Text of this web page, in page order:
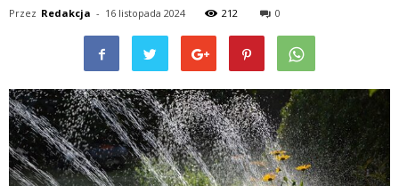
Przez Redakcja - 16 listopada 2024 212 0